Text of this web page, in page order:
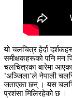
यो चलचित्र हेर्दा
समीक्षकहरूको पनि मन
चलचित्रका बारेमा
’अञ्जिला’ले नेपाली
जताएका छन् । यस
प्रशंसा मिलिरहेको छ ।